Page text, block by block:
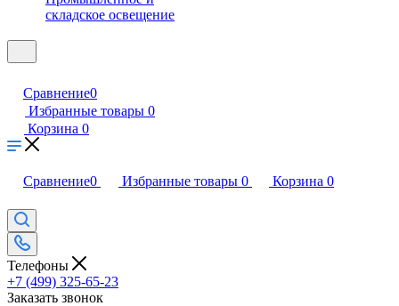
складское освещение
Сравнение0
Избранные товары 0
Корзина 0
Сравнение0 Избранные товары 0 Корзина 0
Телефоны
+7 (499) 325-65-23
Заказать звонок